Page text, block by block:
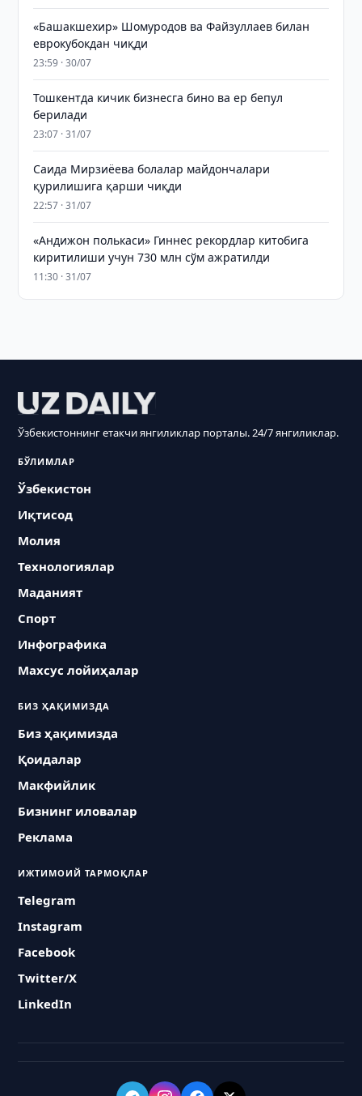
«Башакшехир» Шомуродов ва Файзуллаев билан
еврокубокдан чиқди
23:59 · 30/07
Тошкентда кичик бизнесга бино ва ер бепул
берилади
23:07 · 31/07
Саида Мирзиёева болалар майдончалари
қурилишига қарши чиқди
22:57 · 31/07
«Андижон полькаси» Гиннес рекордлар китобига
киритилиши учун 730 млн сўм ажратилди
11:30 · 31/07
Ўзбекистоннинг етакчи янгиликлар порталы. 24/7 янгиликлар.
БЎЛИМЛАР
Ўзбекистон
Иқтисод
Молия
Технологиялар
Маданият
Спорт
Инфографика
Махсус лойиҳалар
БИЗ ҲАҚИМИЗДА
Биз ҳақимизда
Қоидалар
Макфийлик
Бизнинг иловалар
Реклама
ИЖТИМОИЙ ТАРМОҚЛАР
Telegram
Instagram
Facebook
Twitter/X
LinkedIn